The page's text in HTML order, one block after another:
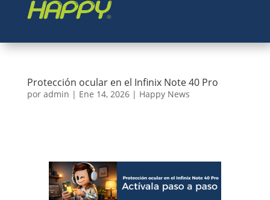
Protección ocular en el Infinix Note 40 Pro
por admin | Ene 14, 2026| Happy News